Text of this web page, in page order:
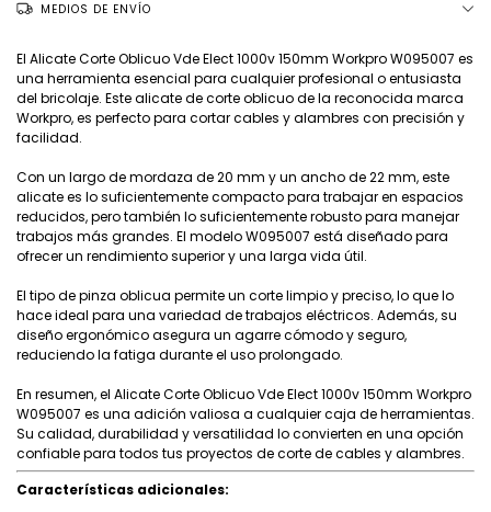
MEDIOS DE ENVÍO
El Alicate Corte Oblicuo Vde Elect 1000v 150mm Workpro W095007 es
una herramienta esencial para cualquier profesional o entusiasta
del bricolaje. Este alicate de corte oblicuo de la reconocida marca
Workpro, es perfecto para cortar cables y alambres con precisión y
facilidad.
Con un largo de mordaza de 20 mm y un ancho de 22 mm, este
alicate es lo suficientemente compacto para trabajar en espacios
reducidos, pero también lo suficientemente robusto para manejar
trabajos más grandes. El modelo W095007 está diseñado para
ofrecer un rendimiento superior y una larga vida útil.
El tipo de pinza oblicua permite un corte limpio y preciso, lo que lo
hace ideal para una variedad de trabajos eléctricos. Además, su
diseño ergonómico asegura un agarre cómodo y seguro,
reduciendo la fatiga durante el uso prolongado.
En resumen, el Alicate Corte Oblicuo Vde Elect 1000v 150mm Workpro
W095007 es una adición valiosa a cualquier caja de herramientas.
Su calidad, durabilidad y versatilidad lo convierten en una opción
confiable para todos tus proyectos de corte de cables y alambres.
Características adicionales: